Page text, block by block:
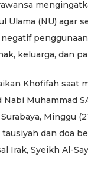
Ulama (NU) agar
keluarga, dan
Khofifah saat
Muhammad
Minggu
dan doa
Irak, Syeikh Al-